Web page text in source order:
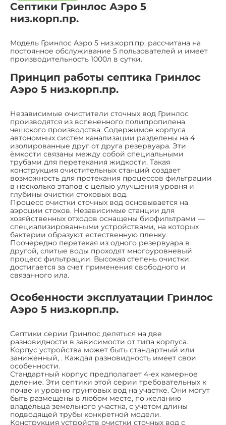
Септики Гринлос Аэро 5
низ.корп.пр.
Модель Гринлос Аэро 5 низ.корп.пр. рассчитана на
постоянное обслуживание 5 пользователей и имеет
производительность 1000л в сутки.
Принцип работы септика Гринлос
Аэро 5 низ.корп.пр.
Независимые очистители сточных вод Гринлос
производятся из вспененного полипропилена
чешского производства. Содержимое корпуса
автономных систем канализации разделены на 4
изолированные друг от друга резервуара. Эти
ёмкости связаны между собой специальными
трубами для перетекания жидкости. Такая
конструкция очистительных станций создает
возможность для протекания процессов фильтрации
в несколько этапов с целью улучшения уровня и
глубины очистки стоковых вод.
Процесс очистки сточных вод основывается на
аэроции стоков. Независимые станции для
хозяйственных отходов оснащены биофильтрами —
специализированными устройствами, на которых
бактерии образуют естественную пленку.
Поочередно перетекая из одного резервуара в
другой, слитые воды проходят многоуровневый
процесс фильтрации. Высокая степень очистки
достигается за счет применения свободного и
связанного ила.
Особенности эксплуатации Гринлос
Аэро 5 низ.корп.пр.
Септики серии Гринлос деляться на две
разновидности в зависимости от типа корпуса.
Корпус устройства может быть стандартный или
заниженный, . Каждая разновидность имеет свои
особенности.
Стандартный корпус предполагает 4-ех камерное
деление. Эти септики этой серии требовательных к
почве и уровню грунтовых вод на участке. Они могут
быть размещены в любом месте, по желанию
владельца земельного участка, с учетом длины
подводящей трубы конкретной модели.
Конструкция устройств очистки сточных вод с